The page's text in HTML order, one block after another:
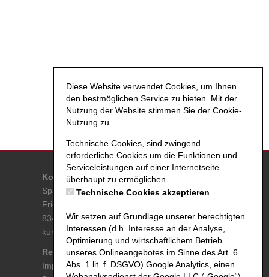
Kontakt
Spa & Familien Resort RupertusTherme
Friedrich-Ebert-Allee 21
83435 Bad Reichenhall
kurse@rupertustherme.de
Rechtliche Angaben
Impressum
Zahlmethoden
MasterCard
Diese Website verwendet Cookies, um Ihnen
den bestmöglichen Service zu bieten. Mit der
Nutzung der Website stimmen Sie der Cookie-
Nutzung zu
Technische Cookies, sind zwingend
erforderliche Cookies um die Funktionen und
Serviceleistungen auf einer Internetseite
überhaupt zu ermöglichen.
Technische Cookies akzeptieren
Wir setzen auf Grundlage unserer berechtigten
Interessen (d.h. Interesse an der Analyse,
Optimierung und wirtschaftlichem Betrieb
unseres Onlineangebotes im Sinne des Art. 6
Abs. 1 lit. f. DSGVO) Google Analytics, einen